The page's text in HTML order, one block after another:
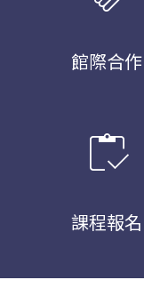
館際合作
inventory
課程報名